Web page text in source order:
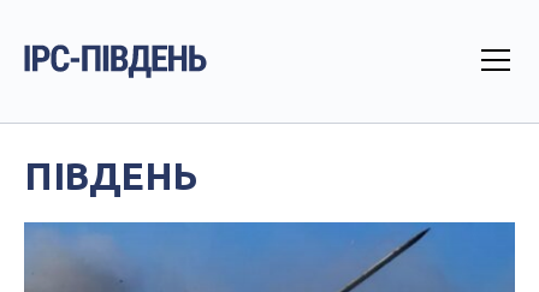
ПІВДЕНЬ